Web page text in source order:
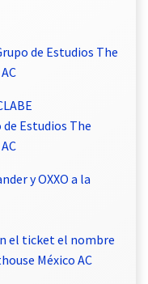
de Estudios The
de Estudios The
y OXXO a la
el ticket el nombre
México AC